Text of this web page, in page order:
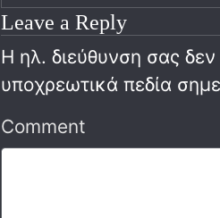
Leave a Reply
Η ηλ. διεύθυνση σας δεν
υποχρεωτικά πεδία
Comment